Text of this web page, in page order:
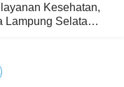
Kesehatan,
Lampung Selatan